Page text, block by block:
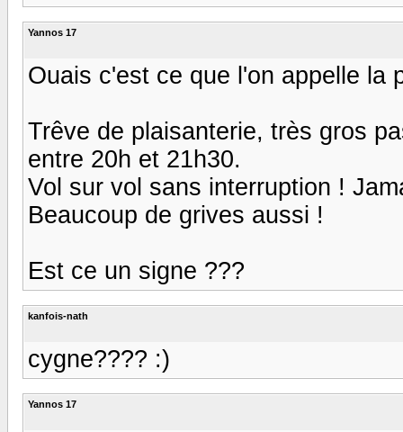
Yannos 17
Ouais c'est ce que l'on appelle la
Trêve de plaisanterie, très gros
entre 20h et 21h30.
Vol sur vol sans interruption !
Beaucoup de grives aussi !
Est ce un signe ???
kanfois-nath
cygne???? :)
Yannos 17